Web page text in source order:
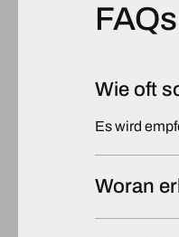
FAQs
Wie oft
Es wird
Woran